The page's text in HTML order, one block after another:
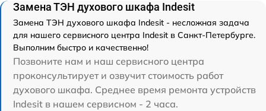
Замена ТЭН духового шкафа Indesit
Замена ТЭН духового шкафа Indesit - несложная задача
для нашего сервисного центра Indesit в Санкт-Петербурге.
Выполним быстро и качественно!
Позвоните нам и наш сервисного центра
проконсультирует и озвучит стоимость работ
духового шкафа. Среднее время ремонта устройств
Indesit в нашем сервисном - 2 часа.